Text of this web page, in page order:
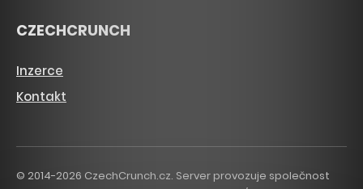
CZECHCRUNCH
Inzerce
Kontakt
© 2014-2026 CzechCrunch.cz. Server provozuje společnost